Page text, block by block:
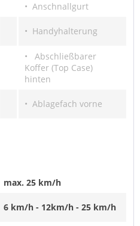
• Anschnallgurt
• Handyhalterung
• Abschließbarer
Koffer (Top Case)
hinten
• Ablagefach vorne
max. 25 km/h
6 km/h - 12km/h - 25 km/h